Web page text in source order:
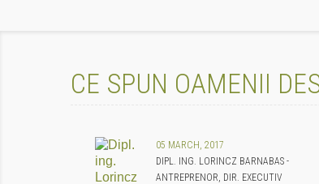
CE SPUN OAMENII
05 MARCH, 2017
DIPL. ING. LORINCZ BARNABAS -
ANTREPRENOR, DIR. EXECUTIV